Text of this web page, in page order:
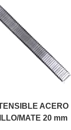
ACERO
MATE 20 mm